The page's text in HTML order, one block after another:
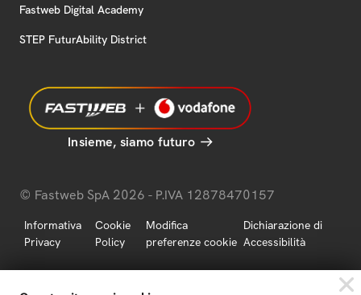
Fastweb Digital Academy
STEP FuturAbility District
Insieme, siamo futuro
© Fastweb SpA 2026 - P.IVA 12878470157
Informativa
Privacy
Cookie
Policy
Modifica
preferenze cookie
Dichiarazione di
Accessibilità